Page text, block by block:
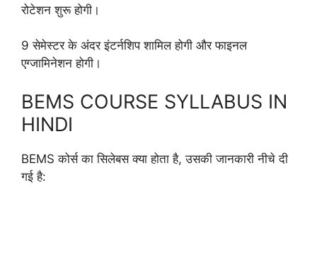
रोटेशन शुरू होगी।
9 सेमेस्टर के अंदर इंटर्नशिप शामिल होगी और फाइनल
एग्जामिनेशन होगी।
BEMS COURSE SYLLABUS IN
HINDI
BEMS कोर्स का सिलेबस क्या होता है, उसकी जानकारी नीचे दी
गई है: